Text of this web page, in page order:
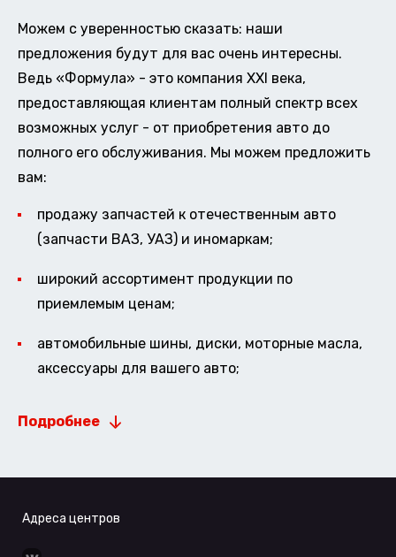
Можем с уверенностью сказать: наши
предложения будут для вас очень интересны.
Ведь «Формула» - это компания XXI века,
предоставляющая клиентам полный спектр всех
возможных услуг - от приобретения авто до
полного его обслуживания. Мы можем предложить
вам:
продажу запчастей к отечественным авто
(запчасти ВАЗ, УАЗ) и иномаркам;
широкий ассортимент продукции по
приемлемым ценам;
автомобильные шины, диски, моторные масла,
аксессуары для вашего авто;
Подробнее
Адреса центров